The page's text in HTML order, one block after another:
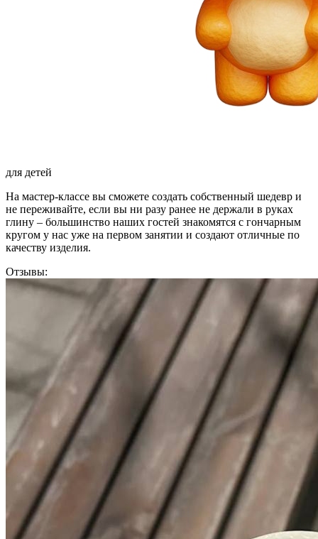
для детей
На мастер-классе вы сможете создать собственный шедевр и
не переживайте, если вы ни разу ранее не держали в руках
глину – большинство наших гостей знакомятся с гончарным
кругом у нас уже на первом занятии и создают отличные по
качеству изделия.
Отзывы: